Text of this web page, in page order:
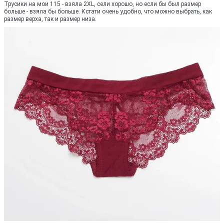
Трусики на мои 115 - взяла 2XL, сели хорошо, но если бы был размер
больше - взяла бы больше. Кстати очень удобно, что можно выбрать, как
размер верха, так и размер низа.